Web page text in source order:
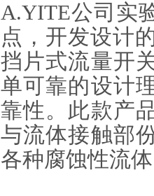
A.YITE公司实
点，开发设计
挡片式流量开
单可靠的设计
靠性。此款产
与流体接触部
各种腐蚀性流